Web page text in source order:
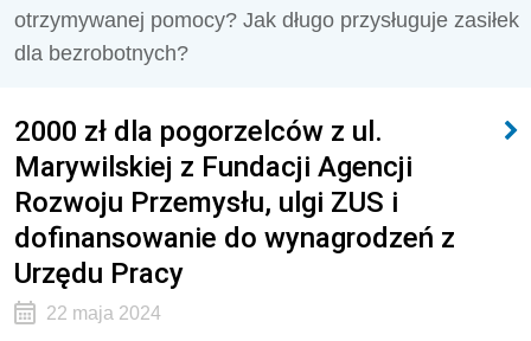
otrzymywanej pomocy? Jak długo przysługuje zasiłek
dla bezrobotnych?
2000 zł dla pogorzelców z ul.
Marywilskiej z Fundacji Agencji
Rozwoju Przemysłu, ulgi ZUS i
dofinansowanie do wynagrodzeń z
Urzędu Pracy
22 maja 2024